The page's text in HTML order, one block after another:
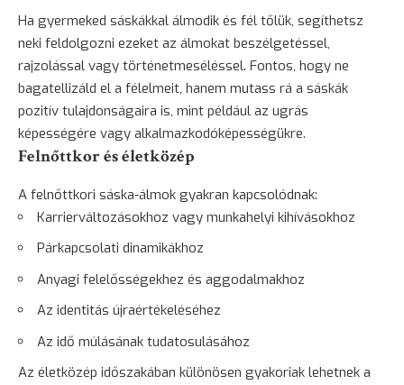
Ha gyermeked sáskákkal álmodik és fél tőlük, segíthetsz
neki feldolgozni ezeket az álmokat beszélgetéssel,
rajzolással vagy történetmeséléssel. Fontos, hogy ne
bagatellizáld el a félelmeit, hanem mutass rá a sáskák
pozitív tulajdonságaira is, mint például az ugrás
képességére vagy alkalmazkodóképességükre.
Felnőttkor és életközép
A felnőttkori sáska-álmok gyakran kapcsolódnak:
Karrierváltozásokhoz vagy munkahelyi kihívásokhoz
Párkapcsolati dinamikákhoz
Anyagi felelősségekhez és aggodalmakhoz
Az identitás újraértékeléséhez
Az idő múlásának tudatosulásához
Az életközép időszakában különösen gyakoriak lehetnek a